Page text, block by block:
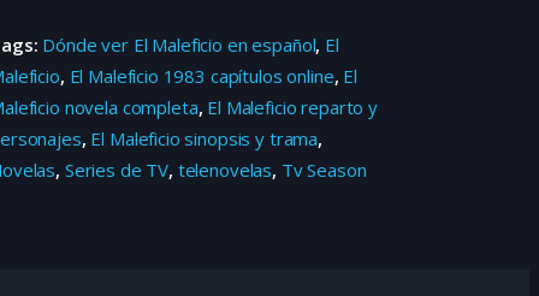
Dónde ver El Maleficio en español, El
, El Maleficio 1983 capítulos online, El
novela completa, El Maleficio reparto y
, El Maleficio sinopsis y trama,
, Series de TV, telenovelas, Tv Season